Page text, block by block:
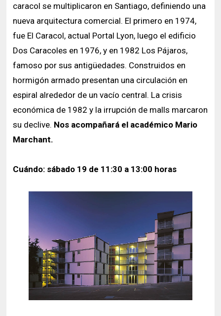
caracol se multiplicaron en Santiago, definiendo una
nueva arquitectura comercial. El primero en 1974,
fue El Caracol, actual Portal Lyon, luego el edificio
Dos Caracoles en 1976, y en 1982 Los Pájaros,
famoso por sus antigüedades. Construidos en
hormigón armado presentan una circulación en
espiral alrededor de un vacío central. La crisis
económica de 1982 y la irrupción de malls marcaron
su declive. Nos acompañará el académico Mario
Marchant.
Cuándo: sábado 19 de 11:30 a 13:00 horas